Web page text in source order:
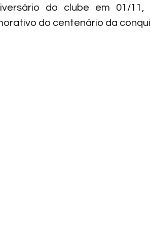
do clube em 01/
do centenário da